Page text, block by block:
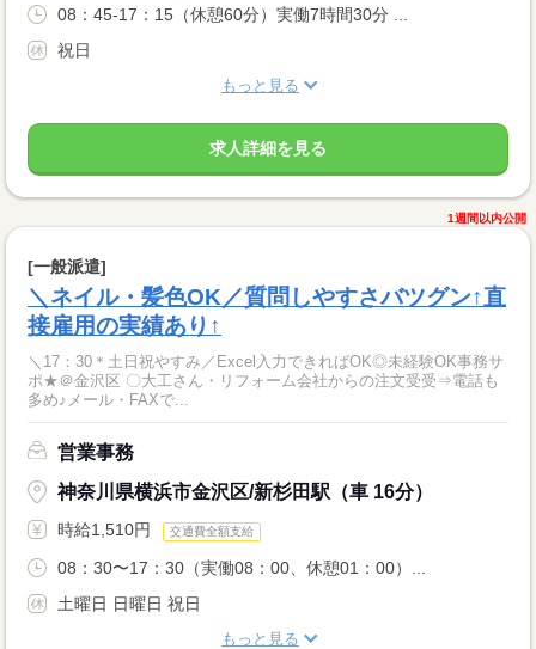
08：45-17：15（休憩60分）実働7時間30分 ...
祝日
もっと見る
求人詳細を見る
1週間以内公開
[一般派遣]
＼ネイル・髪色OK／質問しやすさバツグン↑直
接雇用の実績あり↑
＼17：30＊土日祝やすみ／Excel入力できればOK◎未経験OK事務サ
ポ★＠金沢区 〇大工さん・リフォーム会社からの注文受受⇒電話も
多め♪メール・FAXで...
営業事務
神奈川県横浜市金沢区/新杉田駅（車 16分）
時給1,510円 交通費全額支給
08：30〜17：30（実働08：00、休憩01：00）...
土曜日 日曜日 祝日
もっと見る